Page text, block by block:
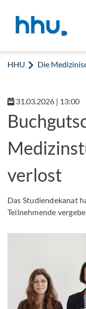
HHU Die
31.03.2026 | 13:00
verlost
Das Studiendekanat
Teilnehmende